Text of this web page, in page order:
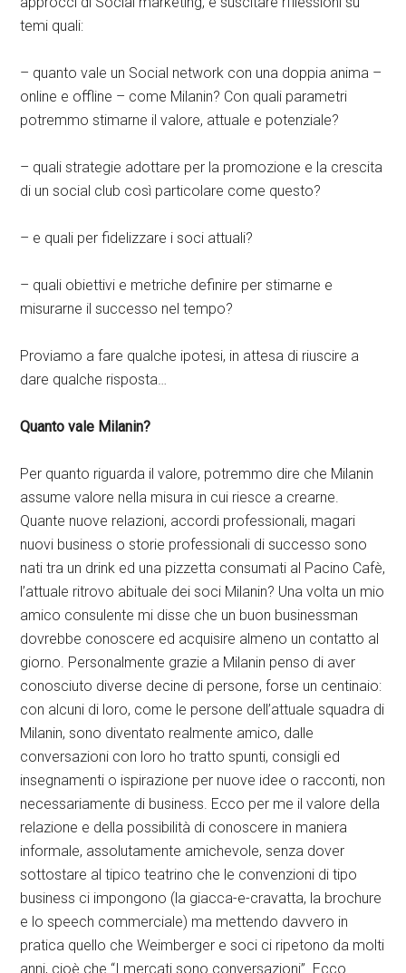
temi quali:
– quanto vale un Social network con una doppia anima –
online e offline – come Milanin? Con quali parametri
potremmo stimarne il valore, attuale e potenziale?
– quali strategie adottare per la promozione e la crescita
di un social club così particolare come questo?
– e quali per fidelizzare i soci attuali?
– quali obiettivi e metriche definire per stimarne e
misurarne il successo nel tempo?
Proviamo a fare qualche ipotesi, in attesa di riuscire a
dare qualche risposta…
Quanto vale Milanin?
Per quanto riguarda il valore, potremmo dire che Milanin
assume valore nella misura in cui riesce a crearne.
Quante nuove relazioni, accordi professionali, magari
nuovi business o storie professionali di successo sono
nati tra un drink ed una pizzetta consumati al Pacino Cafè,
l’attuale ritrovo abituale dei soci Milanin? Una volta un mio
amico consulente mi disse che un buon businessman
dovrebbe conoscere ed acquisire almeno un contatto al
giorno. Personalmente grazie a Milanin penso di aver
conosciuto diverse decine di persone, forse un centinaio:
con alcuni di loro, come le persone dell’attuale squadra di
Milanin, sono diventato realmente amico, dalle
conversazioni con loro ho tratto spunti, consigli ed
insegnamenti o ispirazione per nuove idee o racconti, non
necessariamente di business. Ecco per me il valore della
relazione e della possibilità di conoscere in maniera
informale, assolutamente amichevole, senza dover
sottostare al tipico teatrino che le convenzioni di tipo
business ci impongono (la giacca-e-cravatta, la brochure
e lo speech commerciale) ma mettendo davvero in
pratica quello che Weimberger e soci ci ripetono da molti
anni, cioè che “I mercati sono conversazioni”. Ecco